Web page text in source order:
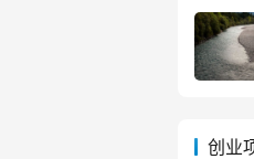
创业